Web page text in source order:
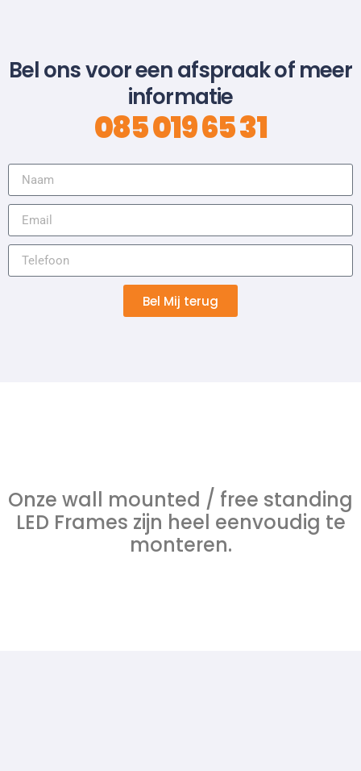
Bel ons voor een afspraak of meer
informatie
085 019 65 31
Bel Mij terug
Onze wall mounted / free standing
LED Frames zijn heel eenvoudig te
monteren.